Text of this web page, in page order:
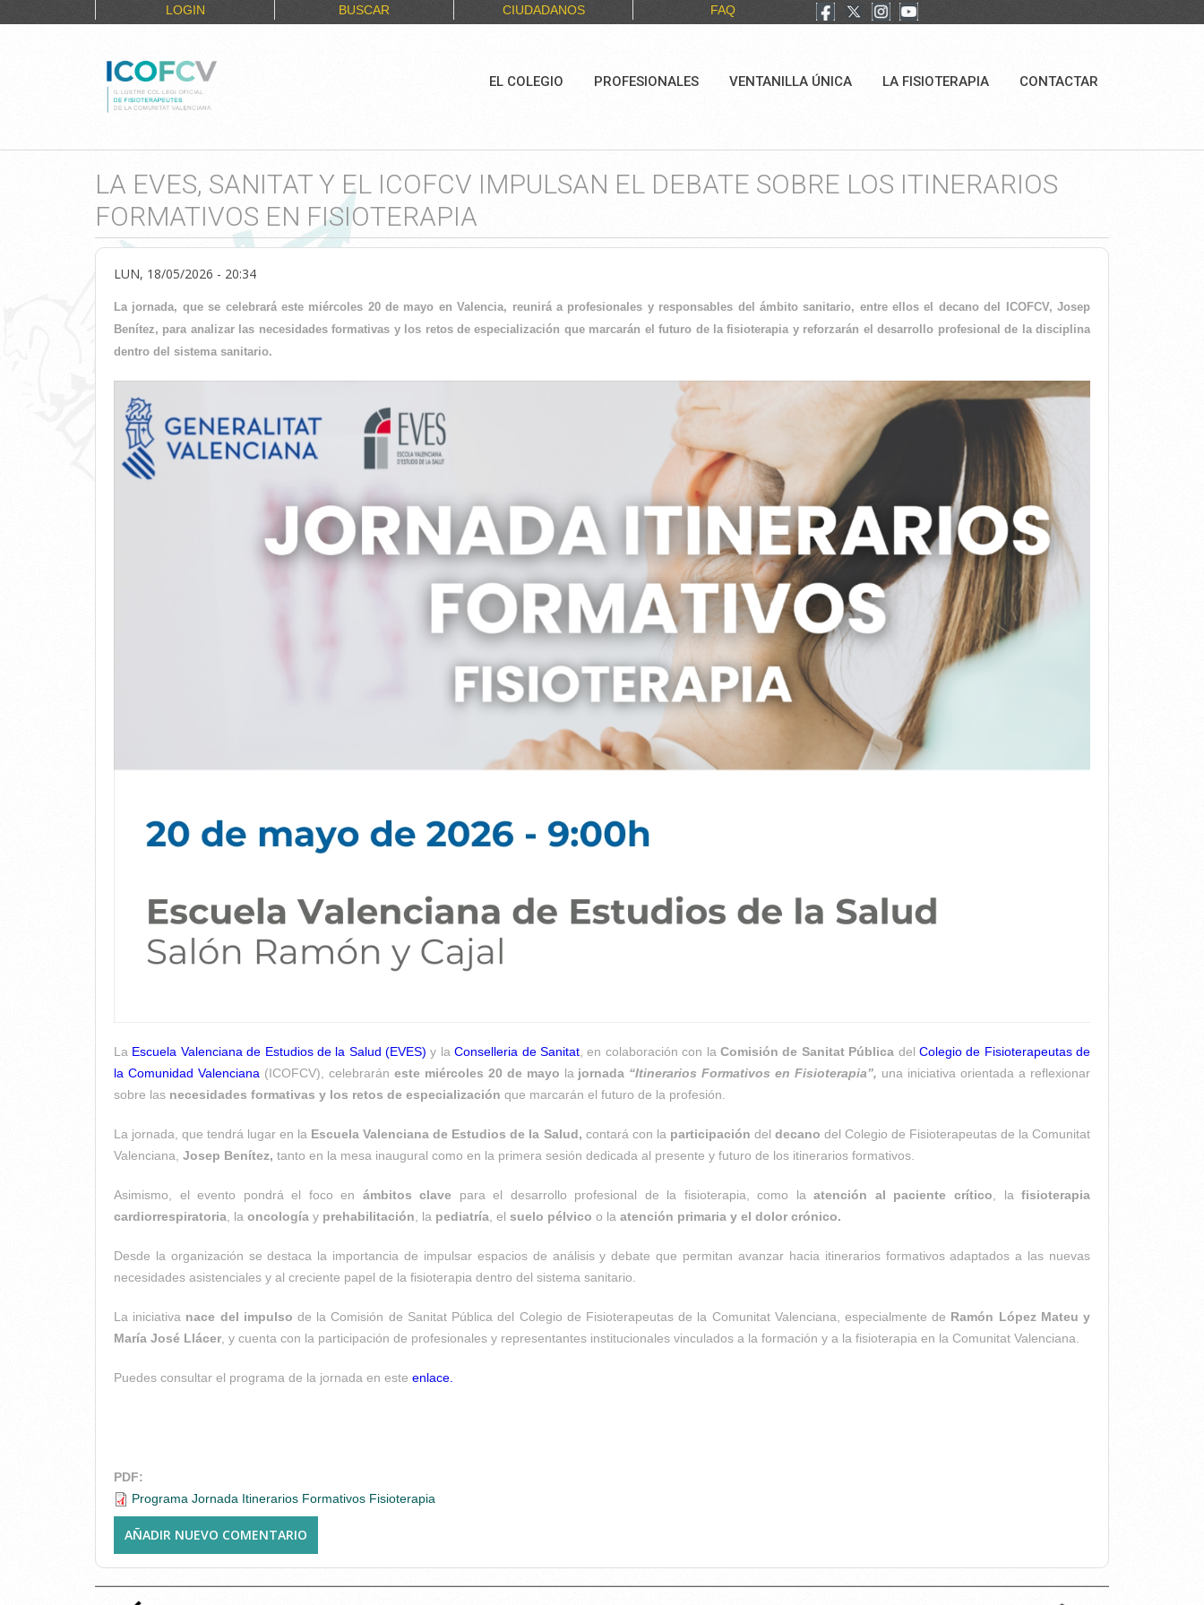
LOGIN BUSCAR CIUDADANOS FAQ
EL COLEGIO PROFESIONALES VENTANILLA ÚNICA LA FISIOTERAPIA CONTACTAR
LA EVES, SANITAT Y EL ICOFCV IMPULSAN EL DEBATE SOBRE LOS ITINERARIOS
FORMATIVOS EN FISIOTERAPIA
LUN, 18/05/2026 - 20:34
La jornada, que se celebrará este miércoles 20 de mayo en Valencia, reunirá a profesionales y responsables del ámbito sanitario, entre ellos el decano del ICOFCV, Josep
Benítez, para analizar las necesidades formativas y los retos de especialización que marcarán el futuro de la fisioterapia y reforzarán el desarrollo profesional de la disciplina
dentro del sistema sanitario.
La Escuela Valenciana de Estudios de la Salud (EVES) y laConselleria de Sanitat , en colaboración con la Comisión de Sanitat Pública del Colegio de Fisioterapeutas de
la Comunidad Valenciana (ICOFCV), celebrarán este miércoles 20 de mayo la jornada “Itinerarios Formativos en Fisioterapia”, una iniciativa orientada a reflexionar
sobre las necesidades formativas y los retos de especialización que marcarán el futuro de la profesión.
La jornada, que tendrá lugar en la Escuela Valenciana de Estudios de la Salud, contará con la participación del decano del Colegio de Fisioterapeutas de la Comunitat
Valenciana, Josep Benítez, tanto en la mesa inaugural como en la primera sesión dedicada al presente y futuro de los itinerarios formativos.
Asimismo, el evento pondrá el foco en ámbitos clave para el desarrollo profesional de la fisioterapia, como laatención al paciente crítico , lafisioterapia
cardiorrespiratoria , la oncología y prehabilitación , la pediatría , el suelo pélvico o la atención primaria y el dolor crónico.
Desde la organización se destaca la importancia de impulsar espacios de análisis y debate que permitan avanzar hacia itinerarios formativos adaptados a las nuevas
necesidades asistenciales y al creciente papel de la fisioterapia dentro del sistema sanitario.
La iniciativa nace del impulso de la Comisión de Sanitat Pública del Colegio de Fisioterapeutas de la Comunitat Valenciana, especialmente de Ramón López Mateu y
María José Llácer , y cuenta con la participación de profesionales y representantes institucionales vinculados a la formación y a la fisioterapia en la Comunitat Valenciana.
Puedes consultar el programa de la jornada en este enlace.
PDF:
Programa Jornada Itinerarios Formativos Fisioterapia
AÑADIR NUEVO COMENTARIO